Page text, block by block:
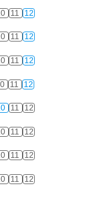
11 12
11 12
11 12
11 12
11 12
11 12
11 12
11 12